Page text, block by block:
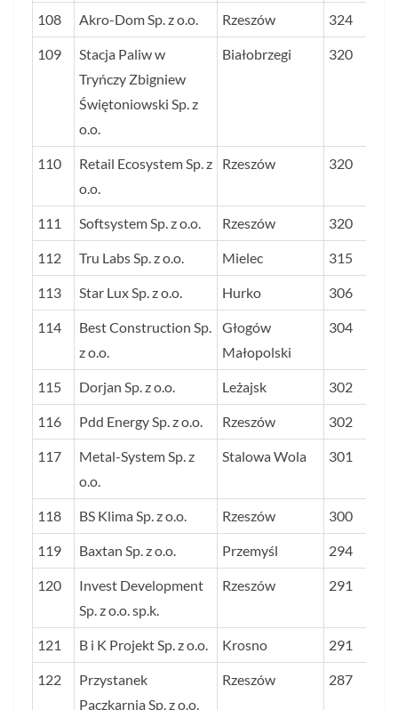
108 Akro-Dom Sp. z o.o. Rzeszów 324
109
Stacja Paliw w
Tryńczy Zbigniew
Świętoniowski Sp. z
o.o.
Białobrzegi 320
110
Retail Ecosystem Sp. z
o.o.
Rzeszów 320
111 Softsystem Sp. z o.o. Rzeszów 320
112 Tru Labs Sp. z o.o. Mielec 315
113 Star Lux Sp. z o.o. Hurko 306
114
Best Construction Sp.
z o.o.
Głogów
Małopolski
304
115 Dorjan Sp. z o.o. Leżajsk 302
116 Pdd Energy Sp. z o.o. Rzeszów 302
117
Metal-System Sp. z
o.o.
Stalowa Wola 301
118 BS Klima Sp. z o.o. Rzeszów 300
119 Baxtan Sp. z o.o. Przemyśl 294
120
Invest Development
Sp. z o.o. sp.k.
Rzeszów 291
121 B i K Projekt Sp. z o.o. Krosno 291
122
Przystanek
Pączkarnia Sp. z o.o.
Rzeszów 287